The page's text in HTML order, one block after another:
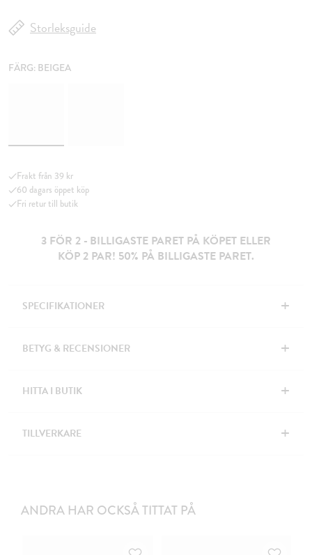
Storleksguide
FÄRG: BEIGEA
Frakt från 39 kr
60 dagars öppet köp
Fri retur till butik
3 FÖR 2 - BILLIGASTE PARET PÅ KÖPET ELLER
KÖP 2 PAR! 50% PÅ BILLIGASTE PARET.
SPECIFIKATIONER +
BETYG & RECENSIONER +
HITTA I BUTIK +
TILLVERKARE +
ANDRA HAR OCKSÅ TITTAT PÅ